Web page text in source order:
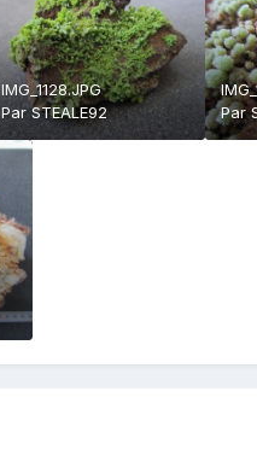
IMG_1128.JPG
ParSTEALE92
Par